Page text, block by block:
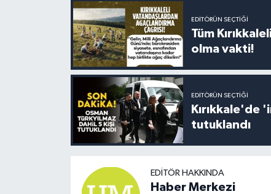
EDITÖRÜN SEÇTIĞI
Tüm
olma vakti!
EDITÖRÜN SEÇTIĞI
Kırıkkale'de
tutuklandı
EDITÖR HAKKINDA
Haber Merkezi